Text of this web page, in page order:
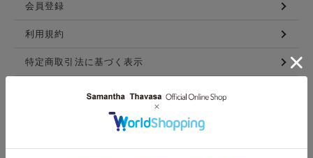
会員登録
利用規約
特定商取引法に基づく表示